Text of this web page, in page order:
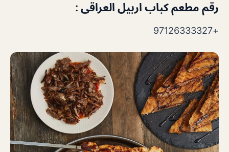
رقم مطعم كباب اربيل العراقى :
+97126333327